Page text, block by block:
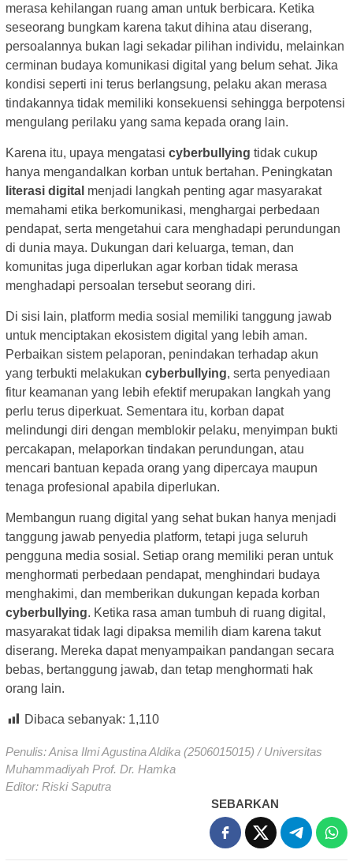
merasa kehilangan ruang aman untuk berbicara. Ketika
seseorang bungkam karena takut dihina atau diserang,
persoalannya bukan lagi sekadar pilihan individu, melainkan
cerminan budaya komunikasi digital yang belum sehat. Jika
kondisi seperti ini terus berlangsung, pelaku akan merasa
tindakannya tidak memiliki konsekuensi sehingga berpotensi
mengulang perilaku yang sama kepada orang lain.
Karena itu, upaya mengatasi cyberbullying tidak cukup
hanya mengandalkan korban untuk bertahan. Peningkatan
literasi digital menjadi langkah penting agar masyarakat
memahami etika berkomunikasi, menghargai perbedaan
pendapat, serta mengetahui cara menghadapi perundungan
di dunia maya. Dukungan dari keluarga, teman, dan
komunitas juga diperlukan agar korban tidak merasa
menghadapi persoalan tersebut seorang diri.
Di sisi lain, platform media sosial memiliki tanggung jawab
untuk menciptakan ekosistem digital yang lebih aman.
Perbaikan sistem pelaporan, penindakan terhadap akun
yang terbukti melakukan cyberbullying, serta penyediaan
fitur keamanan yang lebih efektif merupakan langkah yang
perlu terus diperkuat. Sementara itu, korban dapat
melindungi diri dengan memblokir pelaku, menyimpan bukti
percakapan, melaporkan tindakan perundungan, atau
mencari bantuan kepada orang yang dipercaya maupun
tenaga profesional apabila diperlukan.
Membangun ruang digital yang sehat bukan hanya menjadi
tanggung jawab penyedia platform, tetapi juga seluruh
pengguna media sosial. Setiap orang memiliki peran untuk
menghormati perbedaan pendapat, menghindari budaya
menghakimi, dan memberikan dukungan kepada korban
cyberbullying. Ketika rasa aman tumbuh di ruang digital,
masyarakat tidak lagi dipaksa memilih diam karena takut
diserang. Mereka dapat menyampaikan pandangan secara
bebas, bertanggung jawab, dan tetap menghormati hak
orang lain.
Dibaca sebanyak: 1,110
Penulis: Anisa Ilmi Agustina Aldika (2506015015) / Universitas
Muhammadiyah Prof. Dr. Hamka
Editor: Riski Saputra
SEBARKAN